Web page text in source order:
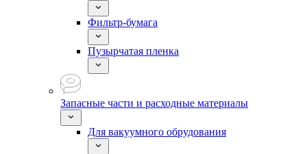
Фильтр-бумага
Пузырчатая пленка
Запасные части и расходные материалы
Для вакуумного обрудования